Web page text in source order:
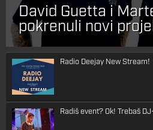
David Guetta i
pokrenuli novi
Radio Deejay New Stream!
Radiš event? Ok! Trebaš